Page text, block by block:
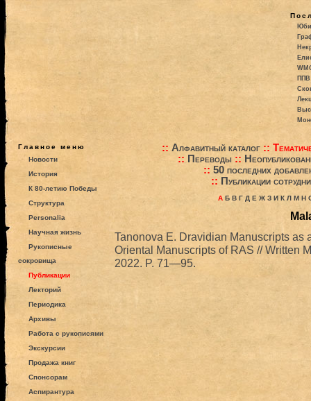
ППВ
Главное меню
Новости
История
К 80-летию Победы
Структура
Personalia
Научная жизнь
Рукописные
сокровища
Публикации
Лекторий
Периодика
Архивы
Работа с рукописями
Экскурсии
Продажа книг
Спонсорам
Аспирантура
:: Алфавитный каталог ::
:: Переводы::
:: 50 последних
:: Публикации
А Б В Г Д Е Ж З И К Л М Н
Tanonova E. Dravidian Manuscripts as
Oriental Manuscripts of RAS // Written
2022. P. 71—95.